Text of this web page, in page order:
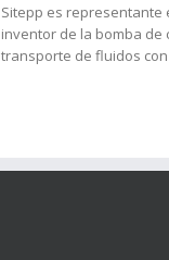
Sitepp es representante
inventor de la bomba de
transporte de fluidos